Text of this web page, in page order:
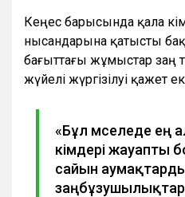
Кеңес барысында қала
нысандарына қатысты
бағыттағы жұмыстар заң
жүйелі жүргізілуі қажет
«Бұл мәселеде ең
әкімдері жауапты
сайын